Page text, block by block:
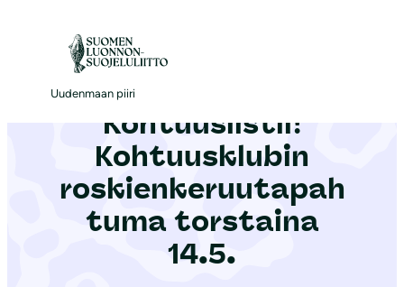
Uudenmaan piiri
Etusivu|Ajankohtaista
Kohtuusiistii!
Kohtuusklubin
roskienkeruutapah
tuma torstaina
14.5.